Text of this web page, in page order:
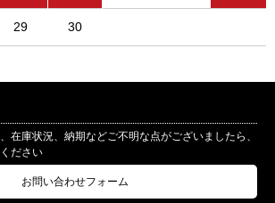
29 30
在庫状況、納期などご不明な点がございましたら、
ださい
お問い合わせフォーム